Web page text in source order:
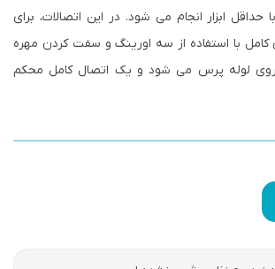
حداقل ابزار انجام می شود. در این اتصالات، برای
با استفاده از سه اورینگ و سفت کردن مهره
روی لوله پرس می شود و یک اتصال کامل محکم